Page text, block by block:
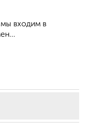
мы входим в